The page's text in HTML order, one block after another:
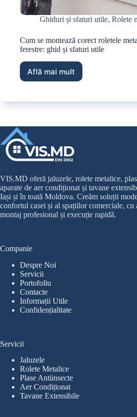
Ghiduri și sfaturi utile, Rolete
Cum se montează corect roletele
ferestre: ghid și sfaturi utile
Află mai mult
VIS.MD oferă jaluzele, rolete metalice,
aparate de aer condiționat și tavane
Iași și în toată Moldova. Creăm soluții
confortul casei și al spațiilor comerciale, cu
montaj profesional și execuție rapidă.
Companie
Despre Noi
Servicii
Portofoliu
Contacte
Informații Utile
Confidențialitate
Servicii
Jaluzele
Rolete Metalice
Plase Antiinsecte
Aer Condiționat
Tavane Extensibile